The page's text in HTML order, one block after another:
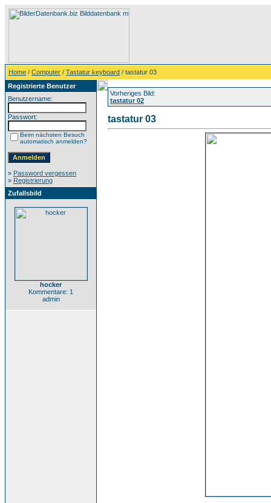
Home / Computer / Tastatur keyboard / tastatur 03
Registrierte Benutzer
Benutzername:
Passwort:
Beim nächsten Besuch
automatisch anmelden?
» Password vergessen
» Registrierung
Zufallsbild
hocker
Kommentare: 1
admin
Vorheriges Bild:
tastatur 02
tastatur 03